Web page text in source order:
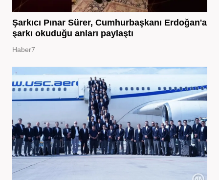
Şarkıcı Pınar Sürer, Cumhurbaşkanı Erdoğan'a
şarkı okuduğu anları paylaştı
Haber7